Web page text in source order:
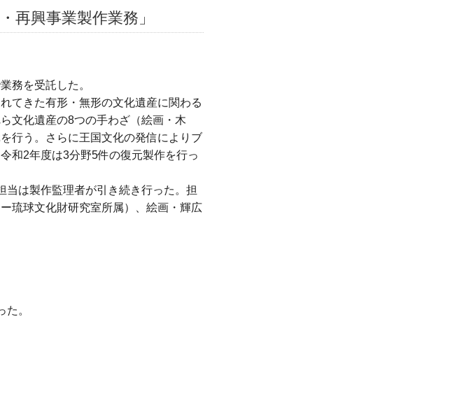
再興事業製作業務」
務を受託した。
てきた有形・無形の文化遺産に関わる
文化遺産の8つの手わざ（絵画・木
行う。さらに王国文化の発信によりブ
和2年度は3分野5件の復元製作を行っ
当は製作監理者が引き続き行った。担
琉球文化財研究室所属）、絵画・輝広
。